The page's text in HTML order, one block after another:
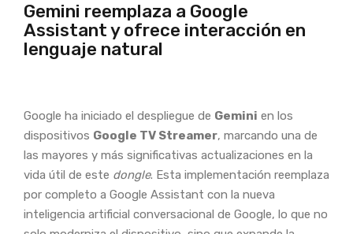
Gemini reemplaza a Google
Assistant y ofrece interacción en
lenguaje natural
Google ha iniciado el despliegue de Gemini en los
dispositivos Google TV Streamer, marcando una de
las mayores y más significativas actualizaciones en la
vida útil de este dongle. Esta implementación reemplaza
por completo a Google Assistant con la nueva
inteligencia artificial conversacional de Google, lo que no